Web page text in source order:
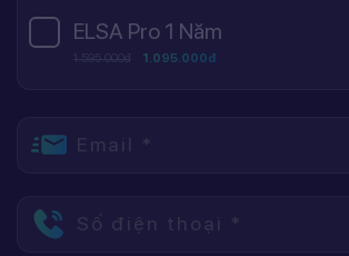
ELSA Pro 1 Năm
1.595.000đ 1.095.000đ
Email *
Số điện thoại *